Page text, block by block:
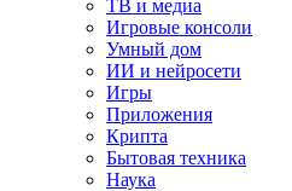
ТВ и медиа
Игровые консоли
Умный дом
ИИ и нейросети
Игры
Приложения
Крипта
Бытовая техника
Наука